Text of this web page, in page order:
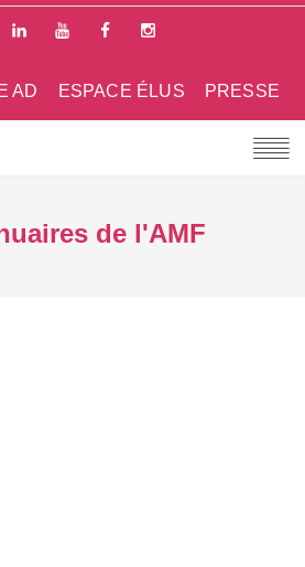
PRESSE
ESPACE ÉLUS
AD
de l'AMF